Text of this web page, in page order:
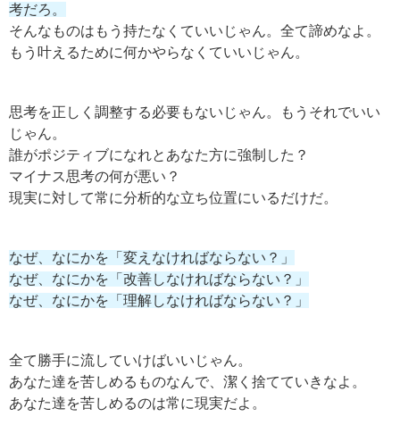
考だろ。
そんなものはもう持たなくていいじゃん。全て諦めなよ。
もう叶えるために何かやらなくていいじゃん。
思考を正しく調整する必要もないじゃん。もうそれでいい
じゃん。
誰がポジティブになれとあなた方に強制した？
マイナス思考の何が悪い？
現実に対して常に分析的な立ち位置にいるだけだ。
なぜ、なにかを「変えなければならない？」
なぜ、なにかを「改善しなければならない？」
なぜ、なにかを「理解しなければならない？」
全て勝手に流していけばいいじゃん。
あなた達を苦しめるものなんで、潔く捨てていきなよ。
あなた達を苦しめるのは常に現実だよ。